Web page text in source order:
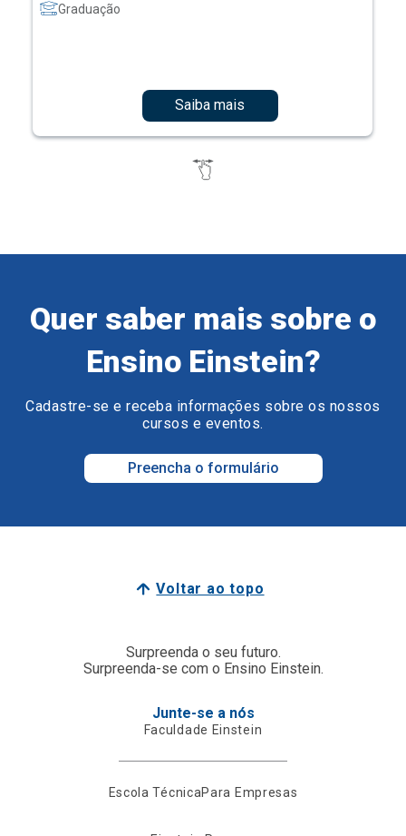
Graduação
Saiba mais
Quer saber mais sobre o
Ensino Einstein?
Cadastre-se e receba informações sobre os nossos
cursos e eventos.
Preencha o formulário
Voltar ao topo
Surpreenda o seu futuro.
Surpreenda-se com o Ensino Einstein.
Junte-se a nós
Faculdade Einstein
Escola TécnicaPara Empresas